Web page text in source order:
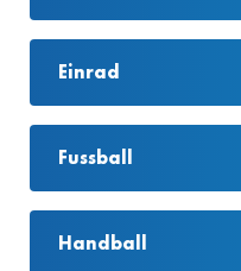
Einrad
Fussball
Handball